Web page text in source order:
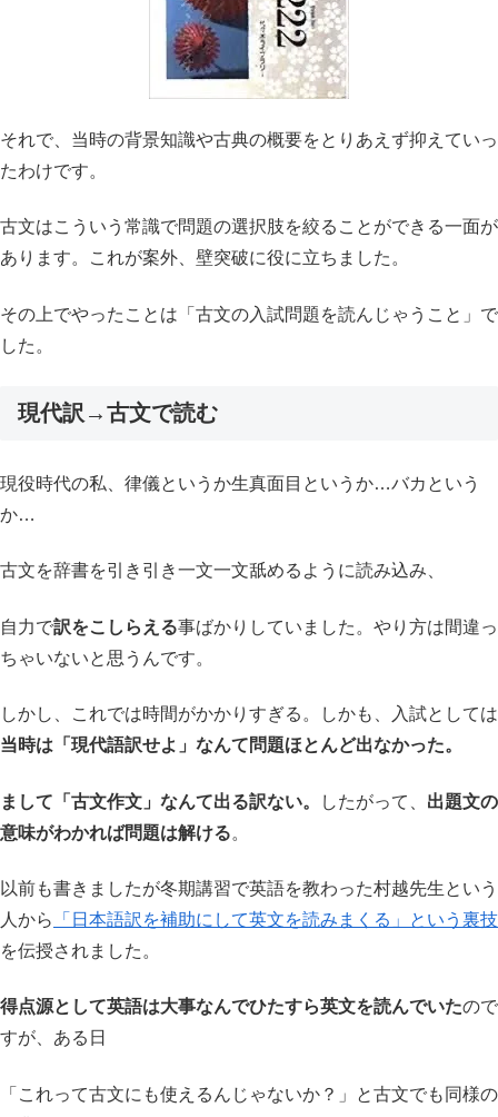
それで、当時の背景知識や古典の概要をとりあえず抑えていっ
たわけです。
古文はこういう常識で問題の選択肢を絞ることができる一面が
あります。これが案外、壁突破に役に立ちました。
その上でやったことは「古文の入試問題を読んじゃうこと」で
した。
現代訳→古文で読む
現役時代の私、律儀というか生真面目というか…バカという
か…
古文を辞書を引き引き一文一文舐めるように読み込み、
自力で訳をこしらえる事ばかりしていました。やり方は間違っ
ちゃいないと思うんです。
しかし、これでは時間がかかりすぎる。しかも、入試としては
当時は「現代語訳せよ」なんて問題ほとんど出なかった。
まして「古文作文」なんて出る訳ない。 したがって、 出題文の
意味がわかれば問題は解ける。
以前も書きましたが冬期講習で英語を教わった村越先生という
人から
「日本語訳を補助にして英文を読みまくる」という裏技
を伝授されました。
得点源として英語は大事なんでひたすら英文を読んでいたので
すが、ある日
「これって古文にも使えるんじゃないか？」と古文でも同様の